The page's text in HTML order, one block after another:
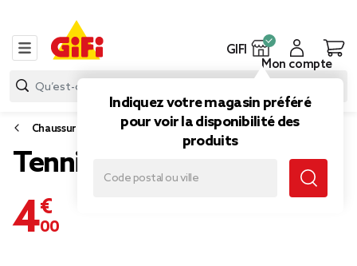
GIFI
Indiquez votre magasin préféré
pour voir la disponibilité des
produits
Mon compte
Chaussures
Tennis en toile rose T36
4,00 €